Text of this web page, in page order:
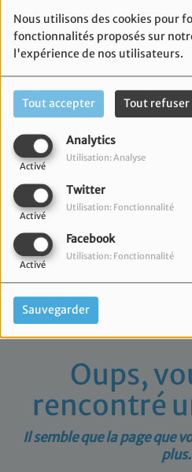
Nous utilisons des cookies pour
fonctionnalités proposés sur
l'expérience de nos utilisateurs.
Tout accepter Tout refuser
Analytics
Activé
Utilisation: Analyse
Twitter
Activé
Utilisation: Fonctionnalité
Facebook
Activé
Utilisation: Fonctionnalité
Sauvegarder
Oups,
rencontré
Il semble que la page que
plus.